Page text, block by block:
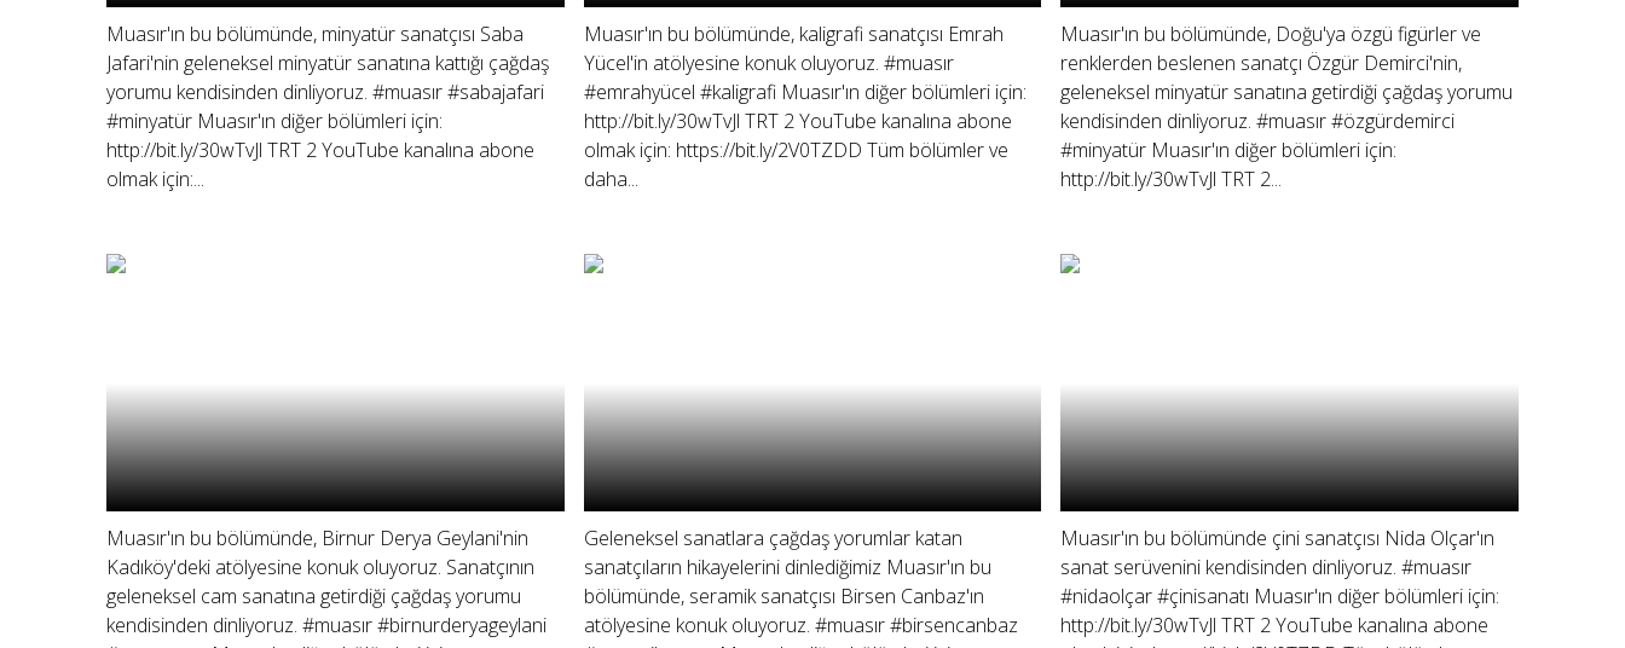
Muasır'ın bu bölümünde, minyatür sanatçısı Saba
Jafari'nin geleneksel minyatür sanatına kattığı çağdaş
yorumu kendisinden dinliyoruz. #muasır #sabajafari
#minyatür Muasır'ın diğer bölümleri için:
http://bit.ly/30wTvJl TRT 2 YouTube kanalına abone
olmak için:...
Muasır'ın bu bölümünde, kaligrafi sanatçısı Emrah
Yücel'in atölyesine konuk oluyoruz. #muasır
#emrahyücel #kaligrafi Muasır'ın diğer bölümleri için:
http://bit.ly/30wTvJl TRT 2 YouTube kanalına abone
olmak için: https://bit.ly/2V0TZDD Tüm bölümler ve
daha...
Muasır'ın bu bölümünde, Doğu'ya özgü figürler ve
renklerden beslenen sanatçı Özgür Demirci'nin,
geleneksel minyatür sanatına getirdiği çağdaş yorumu
kendisinden dinliyoruz. #muasır #özgürdemirci
#minyatür Muasır'ın diğer bölümleri için:
http://bit.ly/30wTvJl TRT 2...
Muasır'ın bu bölümünde, Birnur Derya Geylani'nin
Kadıköy'deki atölyesine konuk oluyoruz. Sanatçının
geleneksel cam sanatına getirdiği çağdaş yorumu
kendisinden dinliyoruz. #muasır #birnurderyageylani
Geleneksel sanatlara çağdaş yorumlar katan
sanatçıların hikayelerini dinlediğimiz Muasır'ın bu
bölümünde, seramik sanatçısı Birsen Canbaz'ın
atölyesine konuk oluyoruz. #muasır #birsencanbaz
Muasır'ın bu bölümünde çini sanatçısı Nida Olçar'ın
sanat serüvenini kendisinden dinliyoruz. #muasır
#nidaolçar #çinisanatı Muasır'ın diğer bölümleri için:
http://bit.ly/30wTvJl TRT 2 YouTube kanalına abone